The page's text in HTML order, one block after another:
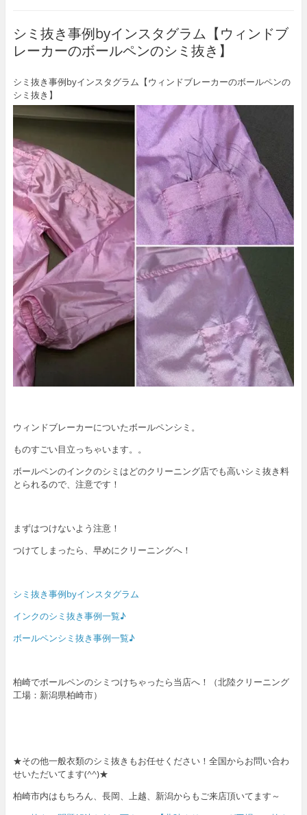
シミ抜き事例byインスタグラム【ウィンドブ
レーカーのボールペンのシミ抜き】
シミ抜き事例byインスタグラム【ウィンドブレーカーのボールペンの
シミ抜き】
ウィンドブレーカーについたボールペンシミ。
ものすごい目立っちゃいます。。
ボールペンのインクのシミはどのクリーニング店でも高いシミ抜き料
とられるので、注意です！
まずはつけないよう注意！
つけてしまったら、早めにクリーニングへ！
シミ抜き事例byインスタグラム
インクのシミ抜き事例一覧♪
ボールペンシミ抜き事例一覧♪
柏崎でボールペンのシミつけちゃったら当店へ！（北陸クリーニング
工場：新潟県柏崎市）
★その他一般衣類のシミ抜きもお任せください！全国からお問い合わ
せいただいてます(^^)★
柏崎市内はもちろん、長岡、上越、新潟からもご来店頂いてます～